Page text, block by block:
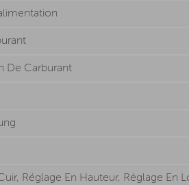
De Carburant
Réglage En Hauteur, Réglage En